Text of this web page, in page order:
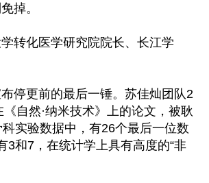
掉。
转化医学研究院院长、长江学
停更前的最后一锤。苏佳灿团队2
自然·纳米技术》上的论文，被耿
实验数据中，有26个最后一位数
3和7，在统计学上具有高度的“非